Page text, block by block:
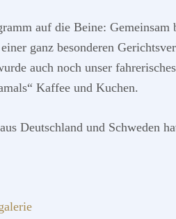
auf die Beine:
ganz besonderen
auch noch unser
Kaffee und Kuchen.
Deutschland und Schweden